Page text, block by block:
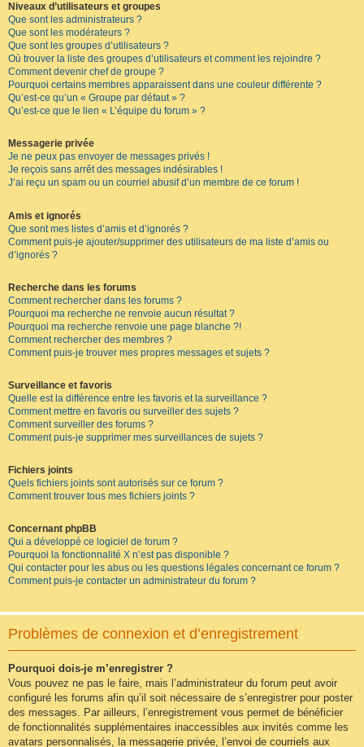
Niveaux d’utilisateurs et groupes
Que sont les administrateurs ?
Que sont les modérateurs ?
Que sont les groupes d’utilisateurs ?
Où trouver la liste des groupes d’utilisateurs et comment les rejoindre ?
Comment devenir chef de groupe ?
Pourquoi certains membres apparaissent dans une couleur différente ?
Qu’est-ce qu’un « Groupe par défaut » ?
Qu’est-ce que le lien « L’équipe du forum » ?
Messagerie privée
Je ne peux pas envoyer de messages privés !
Je reçois sans arrêt des messages indésirables !
J’ai reçu un spam ou un courriel abusif d’un membre de ce forum !
Amis et ignorés
Que sont mes listes d’amis et d’ignorés ?
Comment puis-je ajouter/supprimer des utilisateurs de ma liste d’amis ou
d’ignorés ?
Recherche dans les forums
Comment rechercher dans les forums ?
Pourquoi ma recherche ne renvoie aucun résultat ?
Pourquoi ma recherche renvoie une page blanche ?!
Comment rechercher des membres ?
Comment puis-je trouver mes propres messages et sujets ?
Surveillance et favoris
Quelle est la différence entre les favoris et la surveillance ?
Comment mettre en favoris ou surveiller des sujets ?
Comment surveiller des forums ?
Comment puis-je supprimer mes surveillances de sujets ?
Fichiers joints
Quels fichiers joints sont autorisés sur ce forum ?
Comment trouver tous mes fichiers joints ?
Concernant phpBB
Qui a développé ce logiciel de forum ?
Pourquoi la fonctionnalité X n’est pas disponible ?
Qui contacter pour les abus ou les questions légales concernant ce forum ?
Comment puis-je contacter un administrateur du forum ?
Problèmes de connexion et d’enregistrement
Pourquoi dois-je m’enregistrer ?
Vous pouvez ne pas le faire, mais l’administrateur du forum peut avoir
configuré les forums afin qu’il soit nécessaire de s’enregistrer pour poster
des messages. Par ailleurs, l’enregistrement vous permet de bénéficier
de fonctionnalités supplémentaires inaccessibles aux invités comme les
avatars personnalisés, la messagerie privée, l’envoi de courriels aux